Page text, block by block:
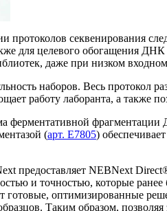
секвенирования
для целевого обогащения
даже при низком
наборов. Весь протокол
работу лаборанта, а также
ферментативной
(арт. E7805)
предоставляет NEBNext
и точностью, которые
готовые, оптимизированные
Таким образом,